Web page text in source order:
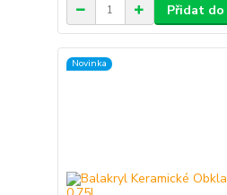
Přidat do
Novinka